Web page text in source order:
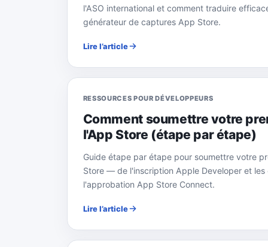
l'ASO international et comment traduire
générateur de captures App Store.
Lire l’article
RESSOURCES POUR DÉVELOPPEURS
Comment soumettre votre
l'App Store (étape par étape)
Guide étape par étape pour soumettre votre
Store — de l'inscription Apple Developer et les
l'approbation App Store Connect.
Lire l’article